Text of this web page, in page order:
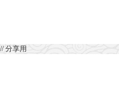
// 分享用